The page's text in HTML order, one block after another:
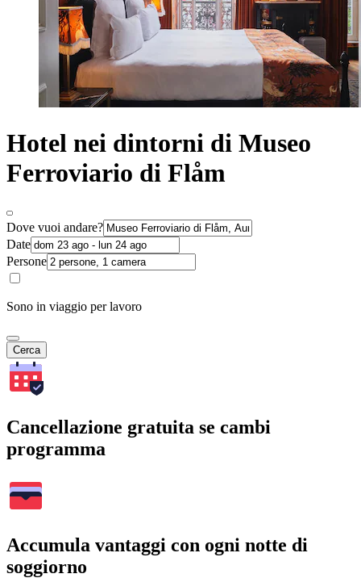
Hotel nei dintorni di Museo
Ferroviario di Flåm
Dove vuoi andare?
Date
Persone
Sono in viaggio per lavoro
Cerca
Cancellazione gratuita se cambi
programma
Accumula vantaggi con ogni notte di
soggiorno